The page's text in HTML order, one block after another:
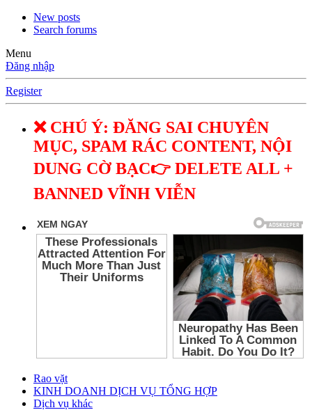
New posts
Search forums
Menu
Đăng nhập
Register
❌ CHÚ Ý: ĐĂNG SAI CHUYÊN
MỤC, SPAM RÁC CONTENT, NỘI
DUNG CỜ BẠC👉 DELETE ALL +
BANNED VĨNH VIỄN
Rao vặt
KINH DOANH DỊCH VỤ TỔNG HỢP
Dịch vụ khác